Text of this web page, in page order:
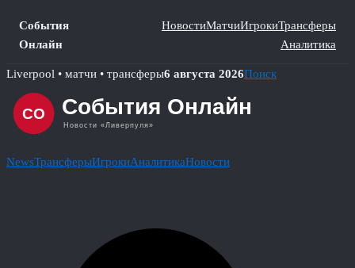
События
Онлайн
НовостиМатчиИгрокиТрансферы
Аналитика
Skip
content
Liverpool • матчи • трансферы6 августа 2026Поиск
NewsТрансферыИгрокиАналитикаНовости